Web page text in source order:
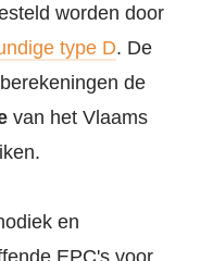
worden door
type D. De
de
van het Vlaams
en
EPC's voor